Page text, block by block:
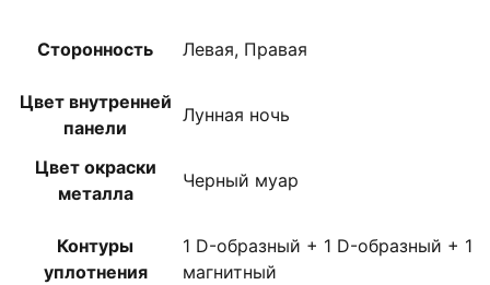
Сторонность Левая, Правая
Цвет внутренней
панели
Лунная ночь
Цвет окраски
металла
Черный муар
Контуры
уплотнения
1 D-образный + 1 D-образный + 1
магнитный